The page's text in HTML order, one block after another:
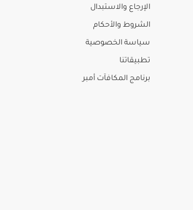
الإرجاع والاستبدال
الشروط والأحكام
سياسة الخصوصية
تطبيقاتنا
برنامج المكافآت أمبر